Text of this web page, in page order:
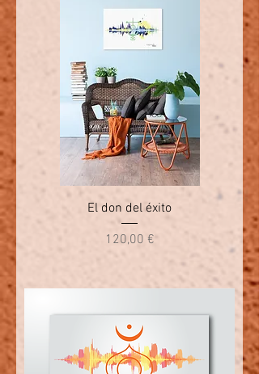
El don del éxito
Precio
120,00 €